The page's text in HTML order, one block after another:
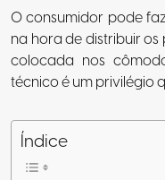
O consumidor pode
na hora de distribuir
colocada nos
técnico é um privilégio
Índice